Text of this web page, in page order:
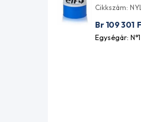
Cikkszám:
Br 109 301
Egységár: